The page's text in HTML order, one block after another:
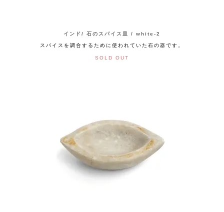
インド/ 石のスパイス皿 / white-2
スパイスを調合するために使われていた石の器です。
SOLD OUT